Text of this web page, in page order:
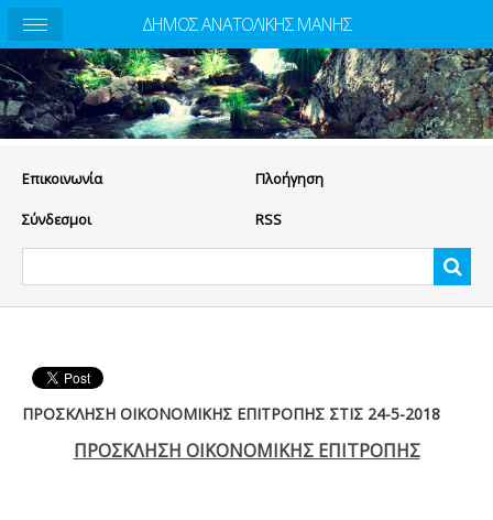
Eπικοινωνία Πλοήγηση
Σύνδεσμοι RSS
ΠΡΟΣΚΛΗΣΗ ΟΙΚΟΝΟΜΙΚΗΣ ΕΠΙΤΡΟΠΗΣ ΣΤΙΣ 24-5-2018
ΠΡΟΣΚΛΗΣΗ ΟΙΚΟΝΟΜΙΚΗΣ ΕΠΙΤΡΟΠΗΣ
ΔΗΜΟΣ ΑΝΑΤΟΛΙΚΗΣ ΜΑΝΗΣ